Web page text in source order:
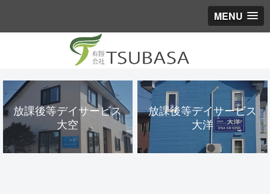
MENU
放課後等デイサービス
大空
放課後等デイサービス
大洋